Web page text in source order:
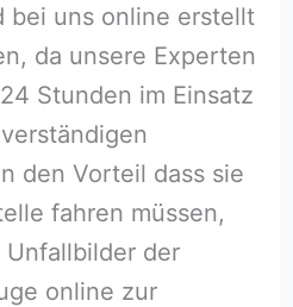
bei uns online erstellt
da unsere Experten
Stunden im Einsatz
den Vorteil dass sie
fahren müssen,
Unfallbilder der
online zur